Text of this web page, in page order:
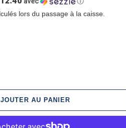
lors du passage à la caisse.
AU PANIER